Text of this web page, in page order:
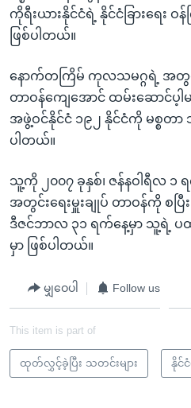
ကိုရီးယားနိုင်ငံရဲ့ နိုင်ငံခြားရေး
ဖြစ်ပါတယ်။
နောက်တကြိမ် ကုလသမဂ္ဂရဲ့ အတွင်
တာဝန်ကျေအောင် ထမ်းဆောင်ပ့
အဖွဲ့ဝင်နိုင်ငံ ၁၉၂ နိုင်ငံကို မစ္စတာ
ပါတယ်။
သူ့ကို ၂၀၀၇ ခုနှစ်၊ ဇန်နဝါရီလ
အတွင်းရေးမှူးချုပ် တာဝန်ကို စပ
ဒီဇင်ဘာလ ၃၁ ရက်နေ့မှာ သူ့ရဲ့
မှာ ဖြစ်ပါတယ်။
မျှဝေပါ Follow us
This item is part of
ထုတ်လွှင့်ခဲ့ပြီး သတင်းများ နိုင်